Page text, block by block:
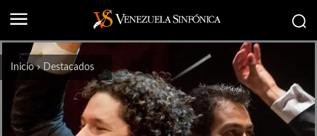
Inicio Destacados